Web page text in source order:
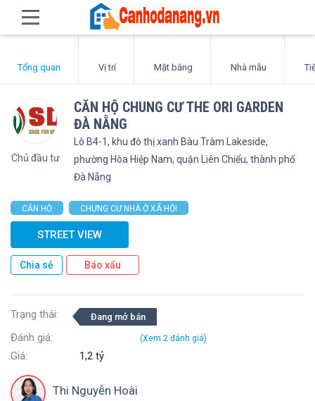
Tổng quan Vị trí Mặt bằng Nhà mẫu
Chủ đầu tư
CĂN HỘ CHUNG CƯ THE ORI GARDEN
ĐÀ NẴNG
Lô B4-1, khu đô thị xanh Bàu Tràm Lakeside,
phường Hòa Hiệp Nam, quận Liên Chiểu, thành phố
Đà Nẵng
CĂN HỘ CHƯNG CƯ NHÀ Ở XÃ HỘI
STREET VIEW
Chia sẻ Báo xấu
Trạng thái: Đang mở bán
Đánh giá: (Xem 2 đánh giá)
Giá: 1,2 tỷ
Thi Nguyễn Hoài